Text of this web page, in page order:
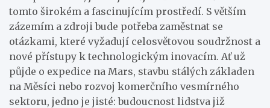
tomto širokém a fascinujícím prostředí. S větším
zázemím a zdroji bude potřeba zaměstnat se
otázkami, které vyžadují celosvětovou soudržnost a
nové přístupy k technologickým inovacím. Ať už
půjde o expedice na Mars, stavbu stálých základen
na Měsíci nebo rozvoj komerčního vesmírného
sektoru, jedno je jisté: budoucnost lidstva již